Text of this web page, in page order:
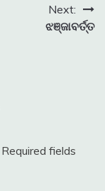
Next:
ଝଞ୍ଜାବର୍ତ୍ତ
Required fields